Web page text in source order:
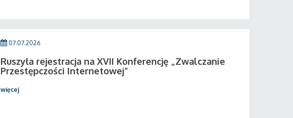
07.07.2026
Ruszyła rejestracja na XVII Konferencję „Zwalczanie
Przestępczości Internetowej”
więcej